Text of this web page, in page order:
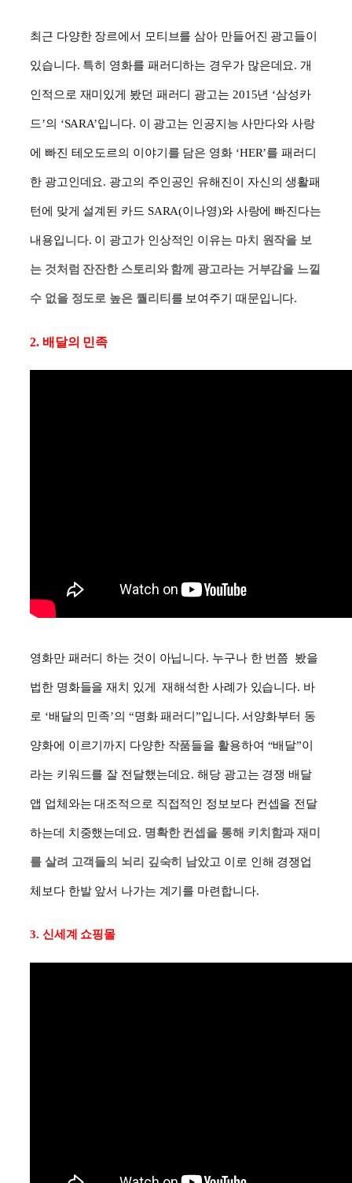
최근 다양한 장르에서 모티브를 삼아 만들어진 광고들이
있습니다. 특히 영화를 패러디하는 경우가 많은데요. 개
인적으로 재미있게 봤던 패러디 광고는 2015년 ‘삼성카
드’의 ‘SARA’입니다. 이 광고는 인공지능 사만다와 사랑
에 빠진 테오도르의 이야기를 담은 영화 ‘HER’를 패러디
한 광고인데요. 광고의 주인공인 유해진이 자신의 생활패
턴에 맞게 설계된 카드 SARA(이나영)와 사랑에 빠진다는
내용입니다. 이 광고가 인상적인 이유는 마치 원작을 보
는 것처럼 잔잔한 스토리와 함께 광고라는 거부감을 느낄
수 없을 정도로 높은 퀄리티 를 보여주기 때문입니다.
2. 배달의 민족
영화만 패러디 하는 것이 아닙니다. 누구나 한 번쯤 봤을
법한 명화들을 재치 있게 재해석한 사례가 있습니다. 바
로 ‘배달의 민족’의 “명화 패러디”입니다. 서양화부터 동
양화에 이르기까지 다양한 작품들을 활용하여 “배달”이
라는 키워드를 잘 전달했는데요. 해당 광고는 경쟁 배달
앱 업체와는 대조적으로 직접적인 정보보다 컨셉을 전달
하는데 치중했는데요. 명확한 컨셉을 통해 키치함과 재미
를 살려 고객들의 뇌리 깊숙히 남았고 이로 인해 경쟁업
체보다 한발 앞서 나가는 계기를 마련합니다.
3. 신세계 쇼핑몰